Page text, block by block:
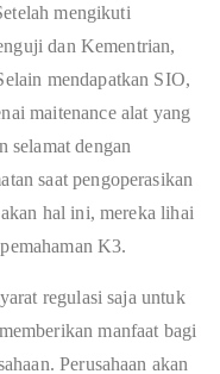
mengikuti
dan Kementrian,
mendapatkan SIO,
maitenance alat yang
selamat dengan
saat pengoperasikan
hal ini, mereka lihai
K3.
regulasi saja untuk
manfaat bagi
Perusahaan akan